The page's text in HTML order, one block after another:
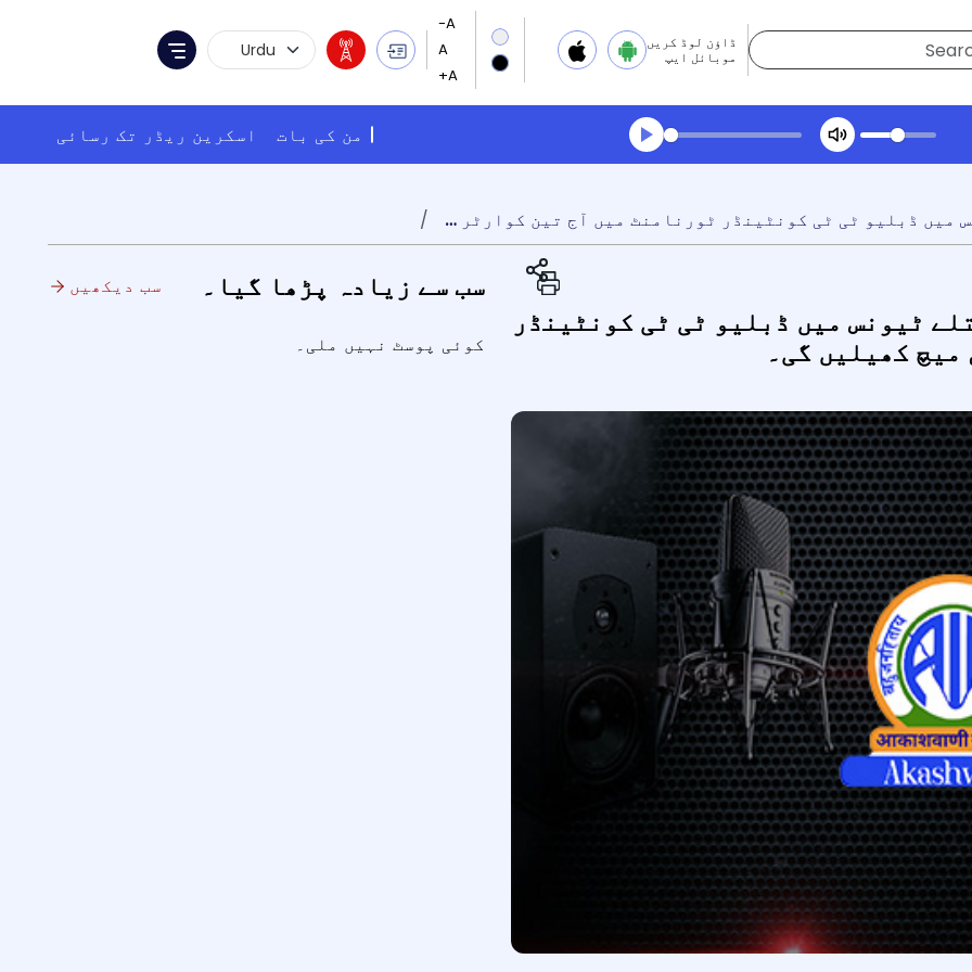
ڈاؤن لوڈ کریں
موبائل ایپ
Language Selection
Menu
من کی بات
اسکرین ریڈر تک رسائی
Transcript
ٹیبل ٹینس میں بھارتی کھلاڑی دیا چتلے ٹیونس میں ڈبلیو ٹی ٹی کونٹینڈر ٹورنامنٹ میں آج تین کوارٹر فائنل میچ کھیلیں گی۔
ٹیونس میں ڈبلیو ٹی ٹی کونٹینڈر
کھیلیں گی۔
سب سے زیادہ پڑھا گیا۔ سب دیکھیں
کوئی پوسٹ نہیں ملی۔